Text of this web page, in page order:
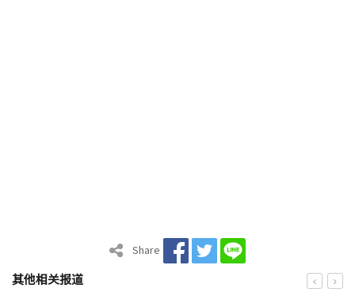
Share
其他相关报道